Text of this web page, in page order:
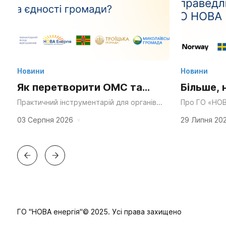
Новини
Як перетворити ОМС та
Статут громади на
суперсилу для згуртування
Практичний інструментарій для органів
організацій та активних мешканців.
«Мальовнича природа», «працьовиті
03 Серпня 2026
Новини
Більше,
та
у
Про ГО
29 Липня
ГО "НОВА енергія"© 2025. Усі права захищено